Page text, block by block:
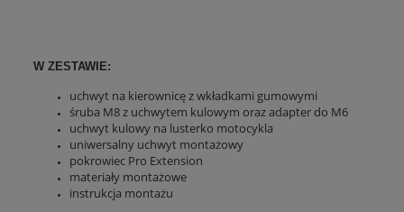
W ZESTAWIE:
uchwyt na kierownicę z wkładkami gumowymi
śruba M8 z uchwytem kulowym oraz adapter do M6
uchwyt kulowy na lusterko motocykla
uniwersalny uchwyt montażowy
pokrowiec Pro Extension
materiały montażowe
instrukcja montażu